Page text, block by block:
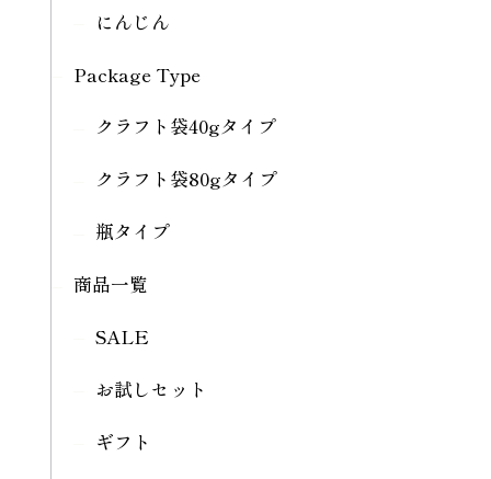
にんじん
Package Type
クラフト袋40gタイプ
クラフト袋80gタイプ
瓶タイプ
商品一覧
SALE
お試しセット
ギフト